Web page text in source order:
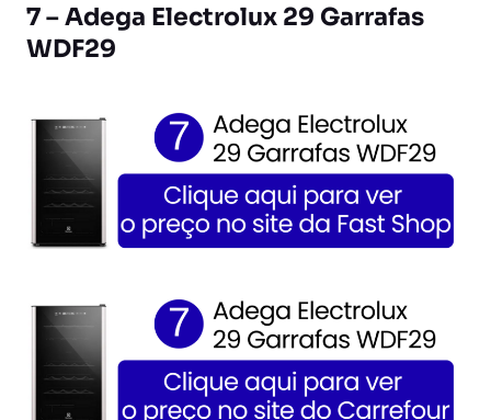
7 – Adega Electrolux 29 Garrafas
WDF29